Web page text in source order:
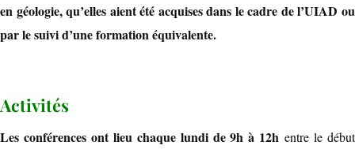
en géologie, qu’elles aient été acquises dans le cadre de l’UIAD ou
par le suivi d’une formation équivalente.
Activités
Les conférences ont lieu chaque lundi de 9h à 12h entre le début